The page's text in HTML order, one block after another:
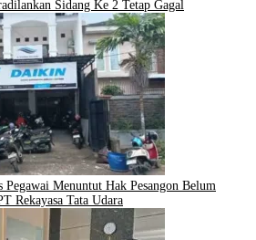
Sidang Ke 2 Tetap Gagal
Pegawai Menuntut Hak Pesangon Belum
Rekayasa Tata Udara